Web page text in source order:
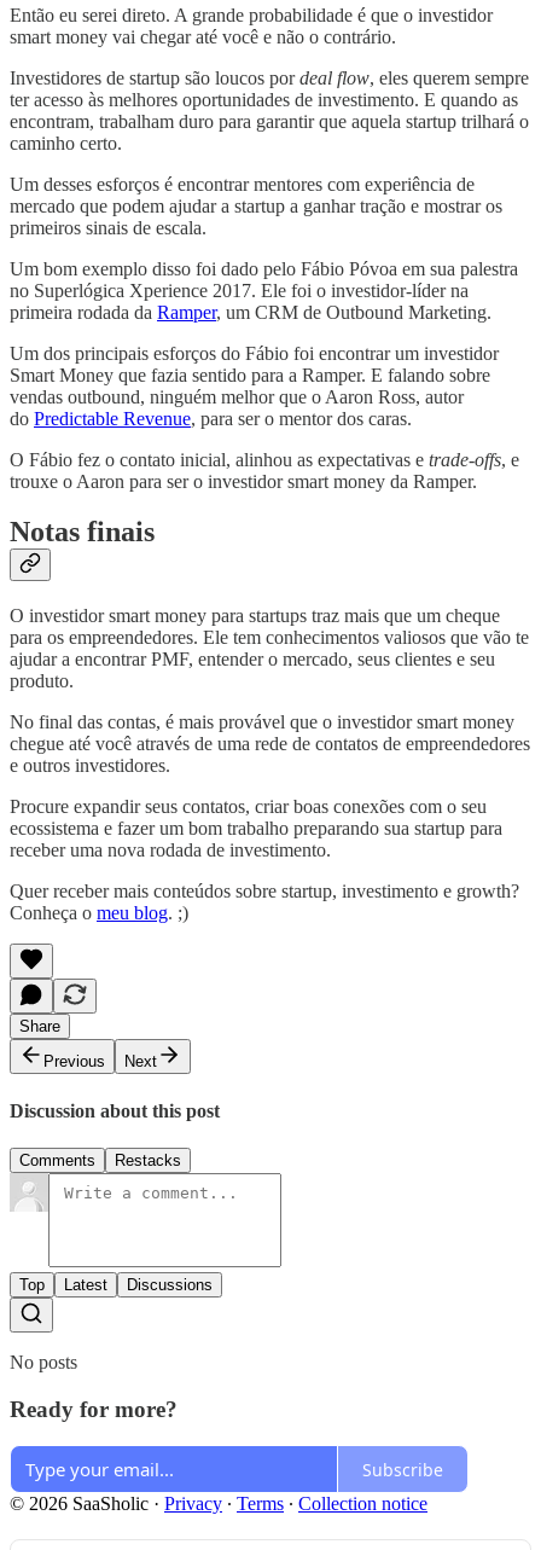
Então eu serei direto. A grande probabilidade é que o investidor
smart money vai chegar até você e não o contrário.
Investidores de startup são loucos pordeal flow, eles querem sempre
ter acesso às melhores oportunidades de investimento. E quando as
encontram, trabalham duro para garantir que aquela startup trilhará o
caminho certo.
Um desses esforços é encontrar mentores com experiência de
mercado que podem ajudar a startup a ganhar tração e mostrar os
primeiros sinais de escala.
Um bom exemplo disso foi dado pelo Fábio Póvoa em sua palestra
no Superlógica Xperience 2017. Ele foi o investidor-líder na
primeira rodada da Ramper, um CRM de Outbound Marketing.
Um dos principais esforços do Fábio foi encontrar um investidor
Smart Money que fazia sentido para a Ramper. E falando sobre
vendas outbound, ninguém melhor que o Aaron Ross, autor
do Predictable Revenue, para ser o mentor dos caras.
O Fábio fez o contato inicial, alinhou as expectativas e trade-offs, e
trouxe o Aaron para ser o investidor smart money da Ramper.
Notas finais
O investidor smart money para startups traz mais que um cheque
para os empreendedores. Ele tem conhecimentos valiosos que vão te
ajudar a encontrar PMF, entender o mercado, seus clientes e seu
produto.
No final das contas, é mais provável que o investidor smart money
chegue até você através de uma rede de contatos de empreendedores
e outros investidores.
Procure expandir seus contatos, criar boas conexões com o seu
ecossistema e fazer um bom trabalho preparando sua startup para
receber uma nova rodada de investimento.
Quer receber mais conteúdos sobre startup, investimento e growth?
Conheça o meu blog. ;)
Share
Previous
Next
Discussion about this post
Comments Restacks
Top Latest Discussions
No posts
Ready for more?
Subscribe
© 2026 SaaSholic · Privacy ∙ Terms ∙ Collection notice